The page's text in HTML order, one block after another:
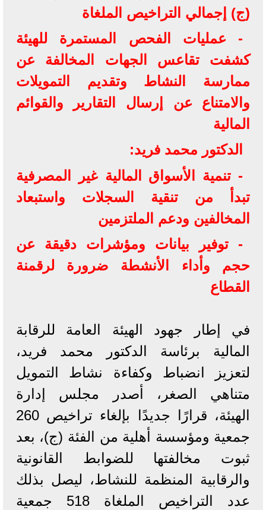
(ج) إجمالي التراخيص الملغاة
- عمليات الفحص المستمرة للهيئة
كشفت تقاعس الجهات المخالفة عن
ممارسة النشاط وتقديم التمويلات
والامتناع عن إرسال التقارير والقوائم
المالية
الدكتور محمد فريد:
- تنمية الأسواق المالية غير المصرفية
تبدأ من تنقية السجلات واستبعاد
المخالفين ودعم الملتزمين
- توفير بيانات ومؤشرات دقيقة عن
حجم وأداء الأنشطة ضرورة لرقمنة
القطاع
في إطار جهود الهيئة العامة للرقابة
المالية برئاسة الدكتور محمد فريد،
لتعزيز انضباط وكفاءة نشاط التمويل
متناهي الصغر، أصدر مجلس إدارة
الهيئة، قرارًا جديدًا بإلغاء تراخيص 260
جمعية ومؤسسة أهلية من الفئة (ج)، بعد
ثبوت مخالفتها للضوابط القانونية
والرقابية المنظمة للنشاط، ليصل بذلك
عدد التراخيص الملغاة 518 جمعية